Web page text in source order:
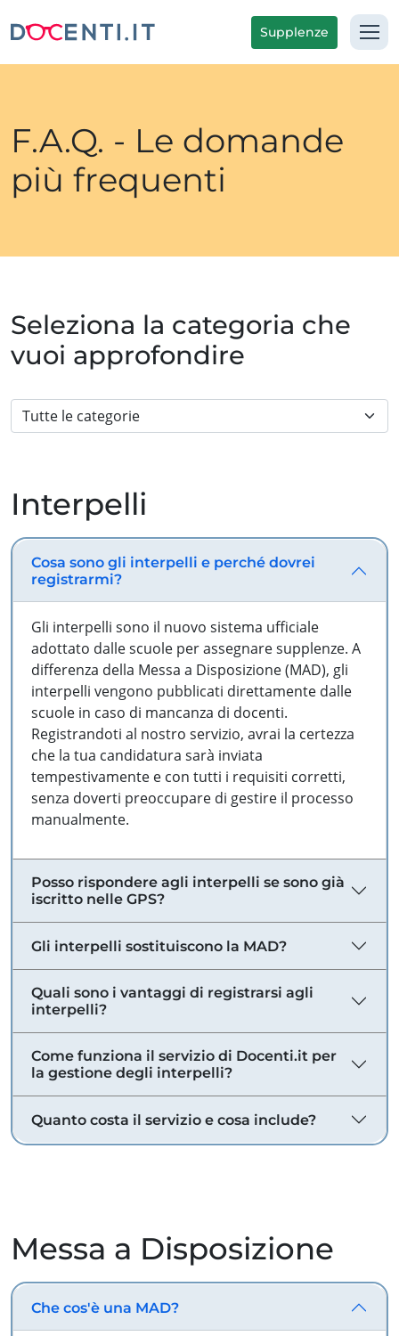
Supplenze
F.A.Q. - Le domande
più frequenti
Seleziona la categoria che
vuoi approfondire
Interpelli
Cosa sono gli interpelli e perché dovrei
registrarmi?
Gli interpelli sono il nuovo sistema ufficiale
adottato dalle scuole per assegnare supplenze. A
differenza della Messa a Disposizione (MAD), gli
interpelli vengono pubblicati direttamente dalle
scuole in caso di mancanza di docenti.
Registrandoti al nostro servizio, avrai la certezza
che la tua candidatura sarà inviata
tempestivamente e con tutti i requisiti corretti,
senza doverti preoccupare di gestire il processo
manualmente.
Posso rispondere agli interpelli se sono già
iscritto nelle GPS?
Gli interpelli sostituiscono la MAD?
Quali sono i vantaggi di registrarsi agli
interpelli?
Come funziona il servizio di Docenti.it per
la gestione degli interpelli?
Quanto costa il servizio e cosa include?
Messa a Disposizione
Che cos'è una MAD?